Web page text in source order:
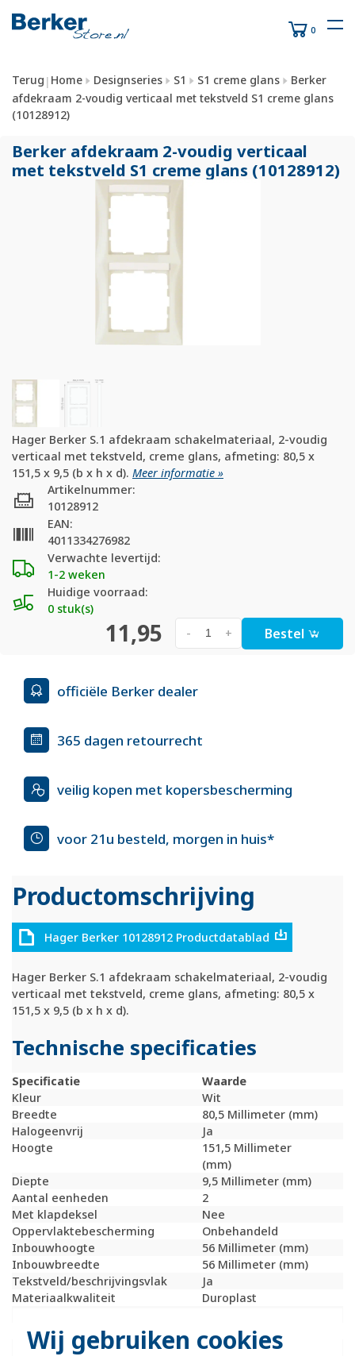
Wij gebruiken cookies
0
Terug | Home Designseries S1 S1 creme glans
Berker
afdekraam 2-voudig verticaal met tekstveld S1 creme glans
(10128912)
Berker afdekraam 2-voudig verticaal
met tekstveld S1 creme glans (10128912)
Hager Berker S.1 afdekraam schakelmateriaal, 2-voudig
verticaal met tekstveld, creme glans, afmeting: 80,5 x
151,5 x 9,5 (b x h x d). Meer informatie »
Verwachte levertijd:
1-2 weken
Huidige voorraad:
0 stuk(s)
Artikelnummer:
10128912
EAN:
4011334276982
11,95 +
- Bestel
officiële Berker dealer
365 dagen retourrecht
veilig kopen met kopersbescherming
voor 21u besteld, morgen in huis*
Productomschrijving
Hager Berker 10128912 Productdatablad
Hager Berker S.1 afdekraam schakelmateriaal, 2-voudig
verticaal met tekstveld, creme glans, afmeting: 80,5 x
151,5 x 9,5 (b x h x d).
Technische specificaties
Specificatie
Waarde
Kleur
Wit
Breedte
80,5 Millimeter (mm)
Halogeenvrij
Ja
Hoogte
151,5 Millimeter
(mm)
Diepte
9,5 Millimeter (mm)
Aantal eenheden
2
Met klapdeksel
Nee
Oppervlaktebescherming
Onbehandeld
Inbouwhoogte
56 Millimeter (mm)
Inbouwbreedte
56 Millimeter (mm)
Tekstveld/beschrijvingsvlak
Ja
Materiaalkwaliteit
Duroplast
Bevestigingswijze
Klembevestiging
Montagerichting
Verticaal